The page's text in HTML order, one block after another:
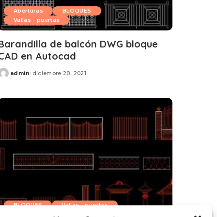
Aberturas
BLOQUES
Vallas - puertas
de balcón DWG bloque
en Autocad
admin diciembre 28, 2021
BLOQUES Vallas - puertas